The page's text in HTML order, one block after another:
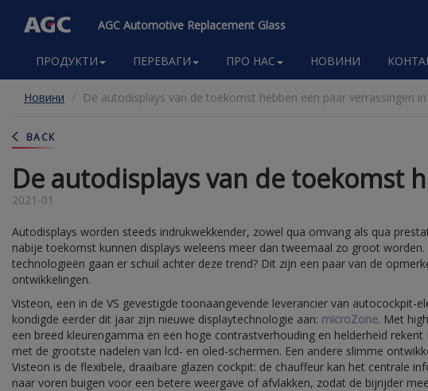
вмісту
AGC Automotive Replacement Glass
Main
navigation
ПРОДУКТИ ПЕРЕВАГИ ПРО НАС НОВИНИ
Новини De autodisplays van de toekomst hebben een paar verrassingen
BACK
De autodisplays van de toekomst
2021-01
Autodisplays worden steeds indrukwekkender, zowel qua omvang als qua
nabije toekomst kunnen displays weleens meer dan tweemaal zo groot worden.
technologieën gaan er schuil achter deze trend? Dit zijn een paar van de
ontwikkelingen.
Visteon, een in de VS gevestigde toonaangevende leverancier van autocockpit-
kondigde eerder dit jaar zijn nieuwe displaytechnologie aan: microZone. Met
een breed kleurengamma en een hoge contrastverhouding en helderheid
met de grootste nadelen van lcd- en oled-schermen. Een andere slimme
Visteon is de flexibele, draaibare glazen cockpit: de chauffeur kan het centrale
naar voren buigen voor een betere weergave of afvlakken, zodat de bijrijder